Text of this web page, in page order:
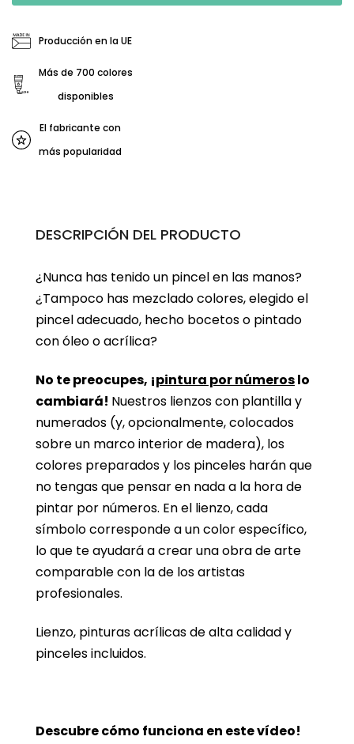
Producción en la UE
Más de 700 colores
disponibles
El fabricante con
más popularidad
DESCRIPCIÓN DEL PRODUCTO
¿Nunca has tenido un pincel en las manos?
¿Tampoco has mezclado colores, elegido el
pincel adecuado, hecho bocetos o pintado
con óleo o acrílica?
No te preocupes, ¡pintura por númeroslo
cambiará! Nuestros lienzos con plantilla y
numerados (y, opcionalmente, colocados
sobre un marco interior de madera), los
colores preparados y los pinceles harán que
no tengas que pensar en nada a la hora de
pintar por números. En el lienzo, cada
símbolo corresponde a un color específico,
lo que te ayudará a crear una obra de arte
comparable con la de los artistas
profesionales.
Lienzo, pinturas acrílicas de alta calidad y
pinceles incluidos.
Descubre cómo funciona en este vídeo!